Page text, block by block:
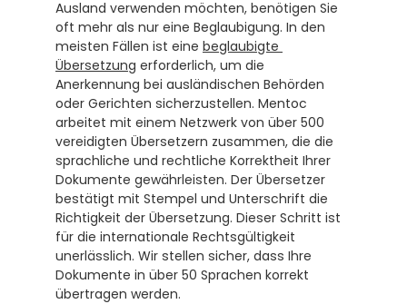
Ausland verwenden möchten, benötigen Sie
oft mehr als nur eine Beglaubigung. In den
meisten Fällen ist eine beglaubigte
Übersetzung erforderlich, um die
Anerkennung bei ausländischen Behörden
oder Gerichten sicherzustellen. Mentoc
arbeitet mit einem Netzwerk von über 500
vereidigten Übersetzern zusammen, die die
sprachliche und rechtliche Korrektheit Ihrer
Dokumente gewährleisten. Der Übersetzer
bestätigt mit Stempel und Unterschrift die
Richtigkeit der Übersetzung. Dieser Schritt ist
für die internationale Rechtsgültigkeit
unerlässlich. Wir stellen sicher, dass Ihre
Dokumente in über 50 Sprachen korrekt
übertragen werden.